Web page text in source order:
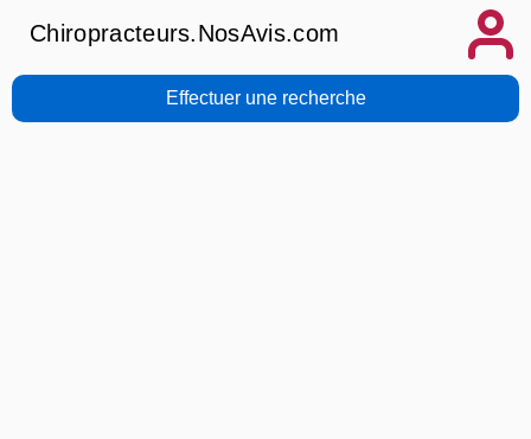
Chiropracteurs.NosAvis.com
Effectuer une recherche